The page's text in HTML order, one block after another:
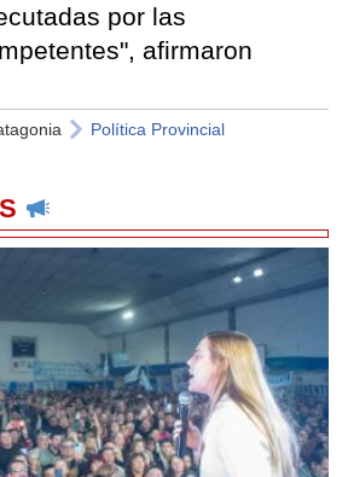
por las
afirmaron
Política Provincial